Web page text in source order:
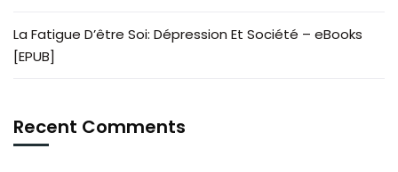
La Fatigue D’être Soi: Dépression Et Société – eBooks
[EPUB]
Recent Comments